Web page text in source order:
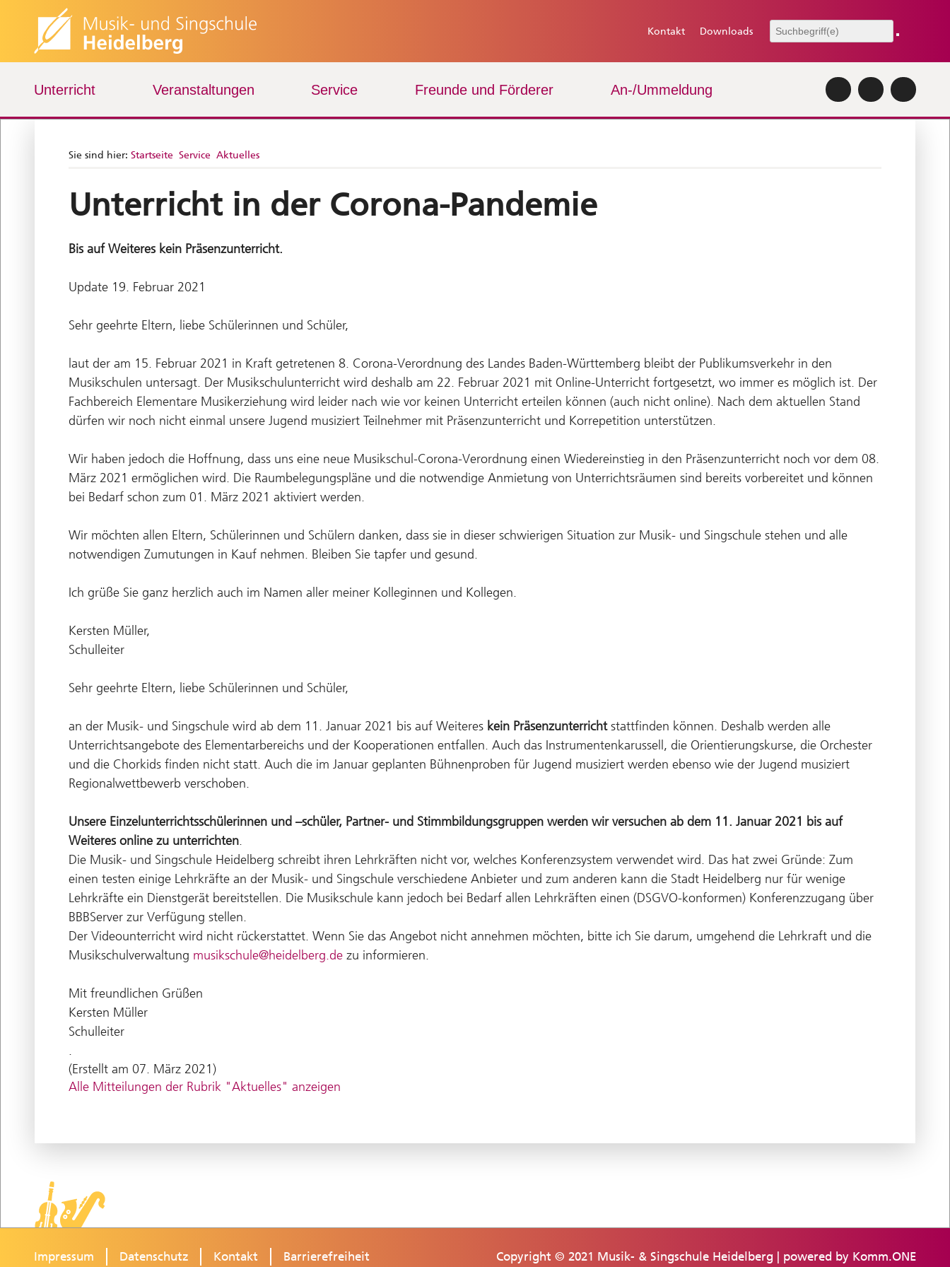
Kontakt Downloads
Unterricht Veranstaltungen Service Freunde und Förderer An-/Ummeldung
Sie sind hier: Startseite Service Aktuelles
Unterricht in der Corona-Pandemie
Bis auf Weiteres kein Präsenzunterricht.
Update 19. Februar 2021
Sehr geehrte Eltern, liebe Schülerinnen und Schüler,
laut der am 15. Februar 2021 in Kraft getretenen 8. Corona-Verordnung des Landes Baden-Württemberg bleibt der Publikumsverkehr in den
Musikschulen untersagt. Der Musikschulunterricht wird deshalb am 22. Februar 2021 mit Online-Unterricht fortgesetzt, wo immer es möglich ist. Der
Fachbereich Elementare Musikerziehung wird leider nach wie vor keinen Unterricht erteilen können (auch nicht online). Nach dem aktuellen Stand
dürfen wir noch nicht einmal unsere Jugend musiziert Teilnehmer mit Präsenzunterricht und Korrepetition unterstützen.
Wir haben jedoch die Hoffnung, dass uns eine neue Musikschul-Corona-Verordnung einen Wiedereinstieg in den Präsenzunterricht noch vor dem 08.
März 2021 ermöglichen wird. Die Raumbelegungspläne und die notwendige Anmietung von Unterrichtsräumen sind bereits vorbereitet und können
bei Bedarf schon zum 01. März 2021 aktiviert werden.
Wir möchten allen Eltern, Schülerinnen und Schülern danken, dass sie in dieser schwierigen Situation zur Musik- und Singschule stehen und alle
notwendigen Zumutungen in Kauf nehmen. Bleiben Sie tapfer und gesund.
Ich grüße Sie ganz herzlich auch im Namen aller meiner Kolleginnen und Kollegen.
Kersten Müller,
Schulleiter
Sehr geehrte Eltern, liebe Schülerinnen und Schüler,
an der Musik- und Singschule wird ab dem 11. Januar 2021 bis auf Weiteres kein Präsenzunterrichtstattfinden können. Deshalb werden alle
Unterrichtsangebote des Elementarbereichs und der Kooperationen entfallen. Auch das Instrumentenkarussell, die Orientierungskurse, die Orchester
und die Chorkids finden nicht statt. Auch die im Januar geplanten Bühnenproben für Jugend musiziert werden ebenso wie der Jugend musiziert
Regionalwettbewerb verschoben.
Unsere Einzelunterrichtsschülerinnen und –schüler, Partner- und Stimmbildungsgruppen werden wir versuchen ab dem 11. Januar 2021 bis auf
Weiteres online zu unterrichten.
Die Musik- und Singschule Heidelberg schreibt ihren Lehrkräften nicht vor, welches Konferenzsystem verwendet wird. Das hat zwei Gründe: Zum
einen testen einige Lehrkräfte an der Musik- und Singschule verschiedene Anbieter und zum anderen kann die Stadt Heidelberg nur für wenige
Lehrkräfte ein Dienstgerät bereitstellen. Die Musikschule kann jedoch bei Bedarf allen Lehrkräften einen (DSGVO-konformen) Konferenzzugang über
BBBServer zur Verfügung stellen.
Der Videounterricht wird nicht rückerstattet. Wenn Sie das Angebot nicht annehmen möchten, bitte ich Sie darum, umgehend die Lehrkraft und die
Musikschulverwaltung musikschule@heidelberg.de zu informieren.
Mit freundlichen Grüßen
Kersten Müller
Schulleiter
.
(Erstellt am 07. März 2021)
Alle Mitteilungen der Rubrik "Aktuelles" anzeigen
Impressum Datenschutz Kontakt Barrierefreiheit Copyright © 2021 Musik- & Singschule Heidelberg | powered by Komm.ONE